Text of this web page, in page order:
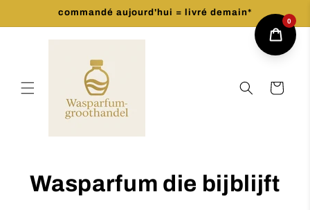
au
contenu
commandé aujourd'hui = livré demain*
Panier
Wasparfum die bijblijft
0